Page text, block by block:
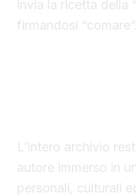
invia la ricetta della
firmandosi “comare”.
L’intero archivio
autore immerso in
personali, culturali